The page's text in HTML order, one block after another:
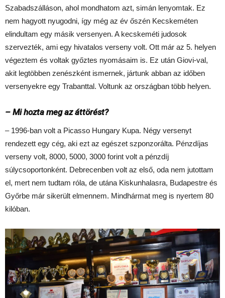
Szabadszálláson, ahol mondhatom azt, simán lenyomtak. Ez
nem hagyott nyugodni, így még az év őszén Kecskeméten
elindultam egy másik versenyen. A kecskeméti judosok
szervezték, ami egy hivatalos verseny volt. Ott már az 5. helyen
végeztem és voltak győztes nyomásaim is. Ez után Giovi-val,
akit legtöbben zenészként ismernek, jártunk abban az időben
versenyekre egy Trabanttal. Voltunk az országban több helyen.
– Mi hozta meg az áttörést?
– 1996-ban volt a Picasso Hungary Kupa. Négy versenyt
rendezett egy cég, aki ezt az egészet szponzorálta. Pénzdíjas
verseny volt, 8000, 5000, 3000 forint volt a pénzdíj
súlycsoportonként. Debrecenben volt az első, oda nem jutottam
el, mert nem tudtam róla, de utána Kiskunhalasra, Budapestre és
Győrbe már sikerült elmennem. Mindhármat meg is nyertem 80
kilóban.